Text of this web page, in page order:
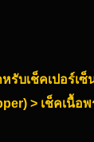
รับเช็คเปอร์เ
> เช็คเนื้